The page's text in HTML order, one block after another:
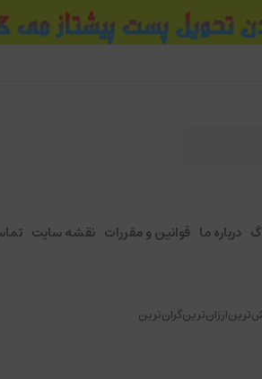
درباره ما قوانین و مقررات نقشه سایت
ارزان‌ترینگران‌ترین